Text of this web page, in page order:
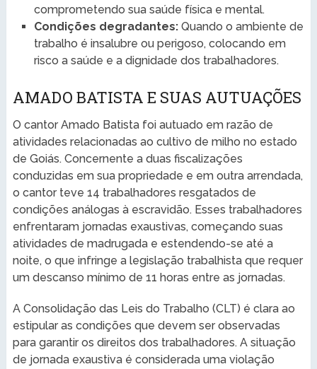
comprometendo sua saúde física e mental.
Condições degradantes:Quando o ambiente de
trabalho é insalubre ou perigoso, colocando em
risco a saúde e a dignidade dos trabalhadores.
AMADO BATISTA E SUAS AUTUAÇÕES
O cantor Amado Batista foi autuado em razão de
atividades relacionadas ao cultivo de milho no estado
de Goiás. Concernente a duas fiscalizações
conduzidas em sua propriedade e em outra arrendada,
o cantor teve 14 trabalhadores resgatados de
condições análogas à escravidão. Esses trabalhadores
enfrentaram jornadas exaustivas, começando suas
atividades de madrugada e estendendo-se até a
noite, o que infringe a legislação trabalhista que requer
um descanso mínimo de 11 horas entre as jornadas.
A Consolidação das Leis do Trabalho (CLT) é clara ao
estipular as condições que devem ser observadas
para garantir os direitos dos trabalhadores. A situação
de jornada exaustiva é considerada uma violação